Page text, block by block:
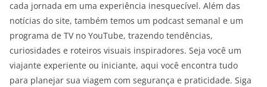
cada jornada em uma experiência inesquecível. Além das
notícias do site, também temos um podcast semanal e um
programa de TV no YouTube, trazendo tendências,
curiosidades e roteiros visuais inspiradores. Seja você um
viajante experiente ou iniciante, aqui você encontra tudo
para planejar sua viagem com segurança e praticidade. Siga